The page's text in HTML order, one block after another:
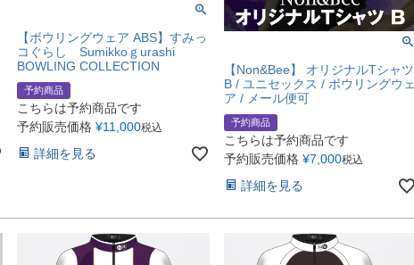
【ボウリングウェア ABS】すみっ
コぐらし Sumikkoｇurashi
BOWLING COLLECTION
予約商品
こちらは予約商品です
予約販売価格 ¥11,000税込
詳細を見る
【Non&Bee】 オリジナルTシャツ
B / ユニセックス / ボウリングウェ
ア / メール便可
予約商品
こちらは予約商品です
予約販売価格 ¥7,000税込
詳細を見る